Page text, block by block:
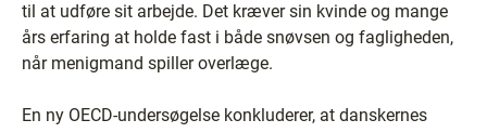
til at udføre sit arbejde. Det kræver sin kvinde og mange
års erfaring at holde fast i både snøvsen og fagligheden,
når menigmand spiller overlæge.
En ny OECD-undersøgelse konkluderer, at danskernes